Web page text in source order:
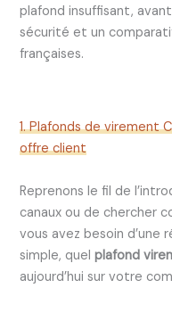
plafond insuffisant,
sécurité et un
françaises.
1. Plafonds de virement
offre client
Reprenons le fil de
canaux ou de chercher
vous avez besoin d’une
simple, quelplafond
aujourd’hui sur votre